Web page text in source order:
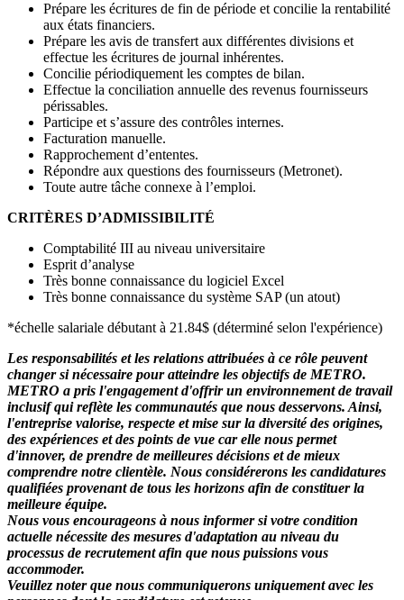
Prépare les écritures de fin de période et concilie la rentabilité
aux états financiers.
Prépare les avis de transfert aux différentes divisions et
effectue les écritures de journal inhérentes.
Concilie périodiquement les comptes de bilan.
Effectue la conciliation annuelle des revenus fournisseurs
périssables.
Participe et s’assure des contrôles internes.
Facturation manuelle.
Rapprochement d’ententes.
Répondre aux questions des fournisseurs (Metronet).
Toute autre tâche connexe à l’emploi.
CRITÈRES D’ADMISSIBILITÉ
Comptabilité III au niveau universitaire
Esprit d’analyse
Très bonne connaissance du logiciel Excel
Très bonne connaissance du système SAP (un atout)
*échelle salariale débutant à 21.84$ (déterminé selon l'expérience)
Les responsabilités et les relations attribuées à ce rôle peuvent
changer si nécessaire pour atteindre les objectifs de METRO.
METRO a pris l'engagement d'offrir un environnement de travail
inclusif qui reflète les communautés que nous desservons. Ainsi,
l'entreprise valorise, respecte et mise sur la diversité des origines,
des expériences et des points de vue car elle nous permet
d'innover, de prendre de meilleures décisions et de mieux
comprendre notre clientèle. Nous considérerons les candidatures
qualifiées provenant de tous les horizons afin de constituer la
meilleure équipe.
Nous vous encourageons à nous informer si votre condition
actuelle nécessite des mesures d'adaptation au niveau du
processus de recrutement afin que nous puissions vous
accommoder.
Veuillez noter que nous communiquerons uniquement avec les